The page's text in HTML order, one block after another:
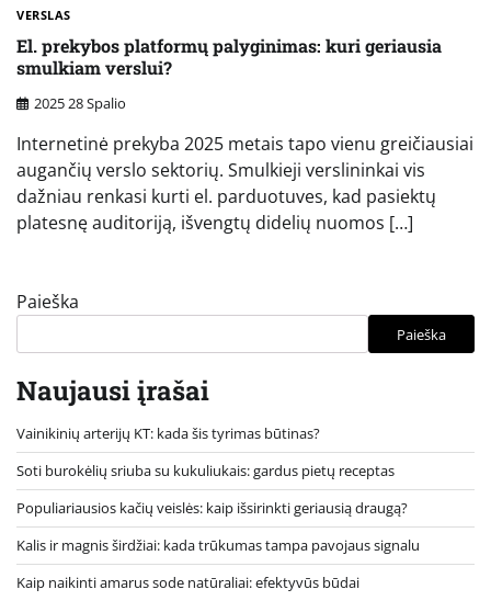
VERSLAS
El. prekybos platformų palyginimas: kuri geriausia
smulkiam verslui?
2025 28 Spalio
Internetinė prekyba 2025 metais tapo vienu greičiausiai
augančių verslo sektorių. Smulkieji verslininkai vis
dažniau renkasi kurti el. parduotuves, kad pasiektų
platesnę auditoriją, išvengtų didelių nuomos […]
Paieška
Paieška
Naujausi įrašai
Vainikinių arterijų KT: kada šis tyrimas būtinas?
Soti burokėlių sriuba su kukuliukais: gardus pietų receptas
Populiariausios kačių veislės: kaip išsirinkti geriausią draugą?
Kalis ir magnis širdžiai: kada trūkumas tampa pavojaus signalu
Kaip naikinti amarus sode natūraliai: efektyvūs būdai